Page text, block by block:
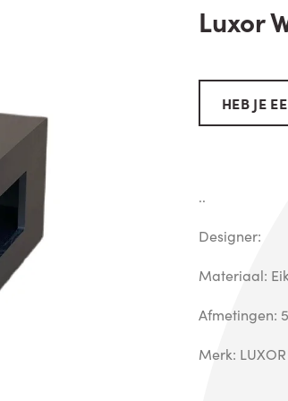
Luxor
HEB JE
..
Designer:
Materiaal:
Afmetingen:
Merk: LUXOR